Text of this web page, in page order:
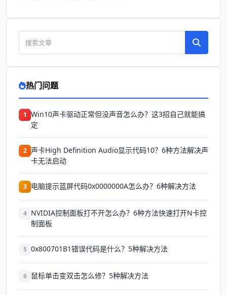
热门问题
1 Win10声卡驱动正常但没声音怎么办？这3招自己就能搞
定
2 声卡High Definition Audio显示代码10？6种方法解决声
卡无法启动
3 电脑提示蓝屏代码0x0000000A怎么办？6种解决方法
4 NVIDIA控制面板打不开怎么办？6种方法快速打开N卡控
制面板
5 0x800701B1错误代码是什么？5种解决方法
6 鼠标单击变双击怎么修？5种解决方法